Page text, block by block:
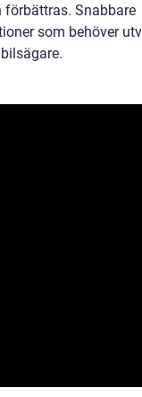
Snabbare
som behöver